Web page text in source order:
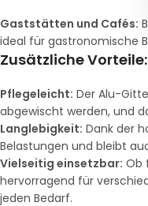
Gaststätten und Cafés:
ideal für gastronomische
Zusätzliche Vorteile:
Pflegeleicht: Der Alu-
abgewischt werden, und
Langlebigkeit: Dank der
Belastungen und bleibt
Vielseitig einsetzbar: Ob
hervorragend für
jeden Bedarf.